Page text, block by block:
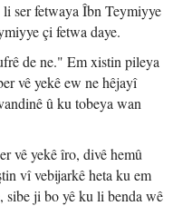
ser fetwaya Îbn Teymiyye
çi fetwa daye.
de ne." Em xistin pileya
vê yekê ew ne hêjayî
û ku tobeya wan
vê yekê îro, divê hemû
vî vebijarkê heta ku em
sibe ji bo yê ku li benda wê